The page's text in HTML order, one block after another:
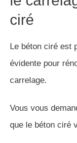
ciré
Le béton ciré est
évidente pour
carrelage.
Vous vous
que le béton ciré